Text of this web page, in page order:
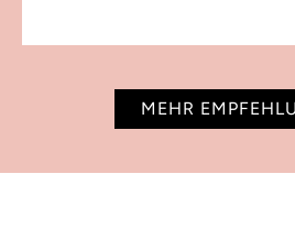
MEHR